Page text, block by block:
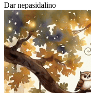
Dar nepasidalino